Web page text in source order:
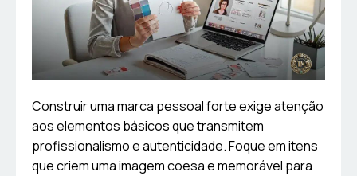
Construir uma marca pessoal forte exige atenção
aos elementos básicos que transmitem
profissionalismo e autenticidade. Foque em itens
que criem uma imagem coesa e memorável para